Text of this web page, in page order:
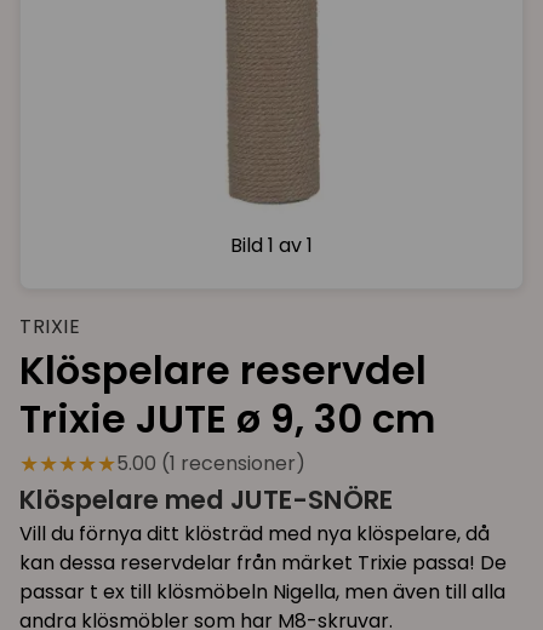
Bild 1 av 1
TRIXIE
Klöspelare reservdel
Trixie JUTE ø 9, 30 cm
★★★★★5.00 (1 recensioner)
Klöspelare med JUTE-SNÖRE
Vill du förnya ditt klösträd med nya klöspelare, då
kan dessa reservdelar från märket Trixie passa! De
passar t ex till klösmöbeln Nigella, men även till alla
andra klösmöbler som har M8-skruvar.